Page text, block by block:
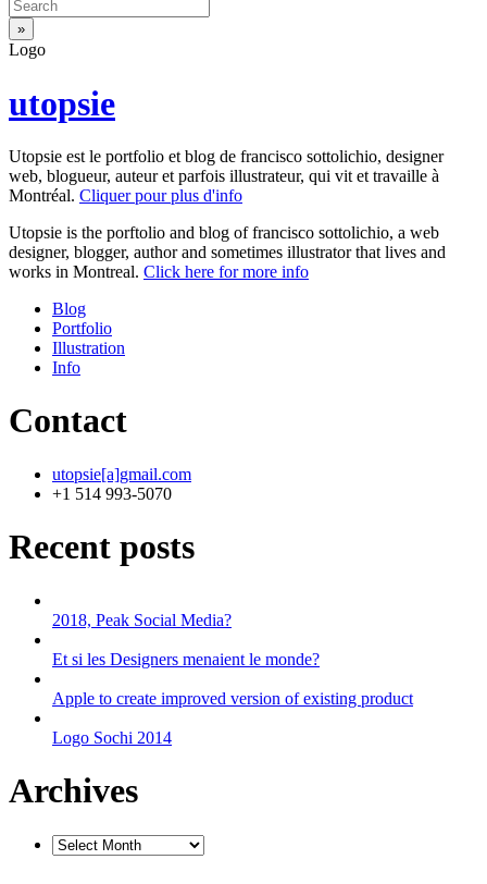
Logo
utopsie
Utopsie est le portfolio et blog de francisco sottolichio, designer
web, blogueur, auteur et parfois illustrateur, qui vit et travaille à
Montréal. Cliquer pour plus d'info
Utopsie is the porftolio and blog of francisco sottolichio, a web
designer, blogger, author and sometimes illustrator that lives and
works in Montreal. Click here for more info
Blog
Portfolio
Illustration
Info
Contact
utopsie[a]gmail.com
+1 514 993-5070
Recent posts
2018, Peak Social Media?
Et si les Designers menaient le monde?
Apple to create improved version of existing product
Logo Sochi 2014
Archives